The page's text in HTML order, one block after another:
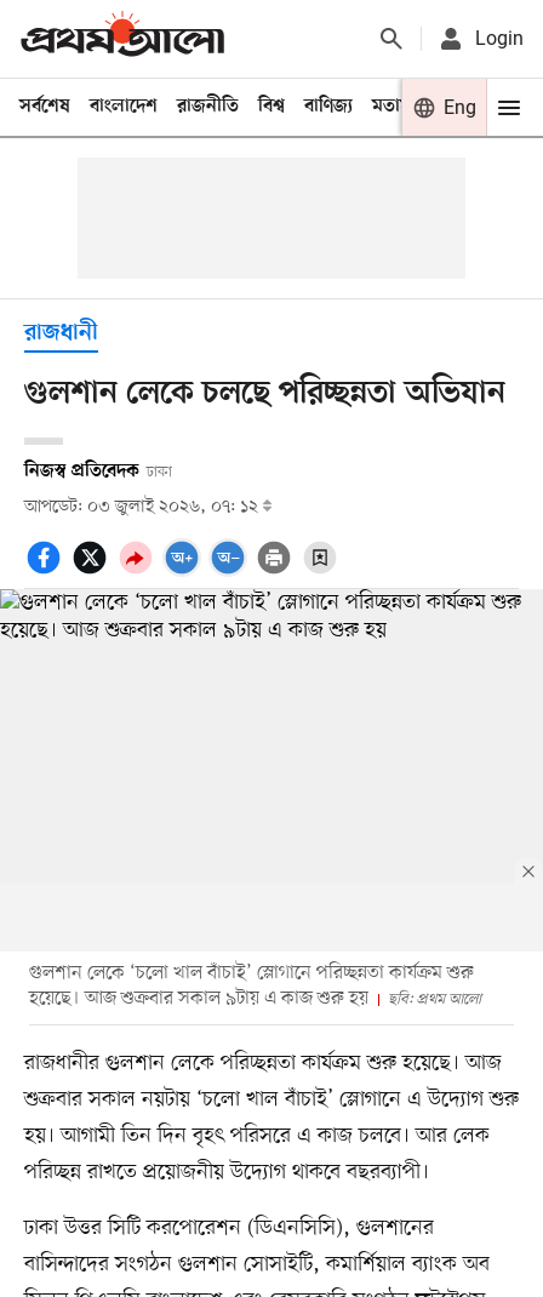
Login
সর্বশেষ বাংলাদেশ রাজনীতি বিশ্ব বাণিজ্য মতামত খেলা
Eng
রাজধানী
গুলশান লেকে চলছে পরিচ্ছন্নতা অভিযান
নিজস্ব প্রতিবেদক ঢাকা
আপডেট: ০৩ জুলাই ২০২৬, ০৭: ১২
গুলশান লেকে ‘চলো খাল বাঁচাই’ স্লোগানে পরিচ্ছন্নতা কার্যক্রম শুরু
হয়েছে। আজ শুক্রবার সকাল ৯টায় এ কাজ শুরু হয়
ছবি: প্রথম আলো
রাজধানীর গুলশান লেকে পরিচ্ছন্নতা কার্যক্রম শুরু হয়েছে। আজ
শুক্রবার সকাল নয়টায় ‘চলো খাল বাঁচাই’ স্লোগানে এ উদ্যোগ শুরু
হয়। আগামী তিন দিন বৃহৎ পরিসরে এ কাজ চলবে। আর লেক
পরিচ্ছন্ন রাখতে প্রয়োজনীয় উদ্যোগ থাকবে বছরব্যাপী।
ঢাকা উত্তর সিটি করপোরেশন (ডিএনসিসি), গুলশানের
বাসিন্দাদের সংগঠন গুলশান সোসাইটি, কমার্শিয়াল ব্যাংক অব